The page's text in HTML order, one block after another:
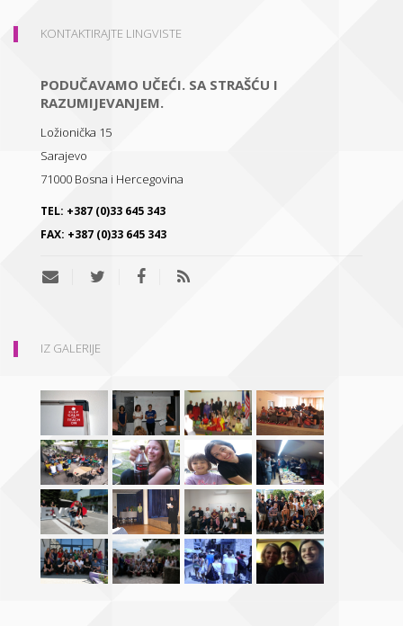
KONTAKTIRAJTE LINGVISTE
PODUČAVAMO UČEĆI. SA STRAŠĆU I
RAZUMIJEVANJEM.
Ložionička 15
Sarajevo
71000 Bosna i Hercegovina
TEL: +387 (0)33 645 343
FAX: +387 (0)33 645 343
IZ GALERIJE